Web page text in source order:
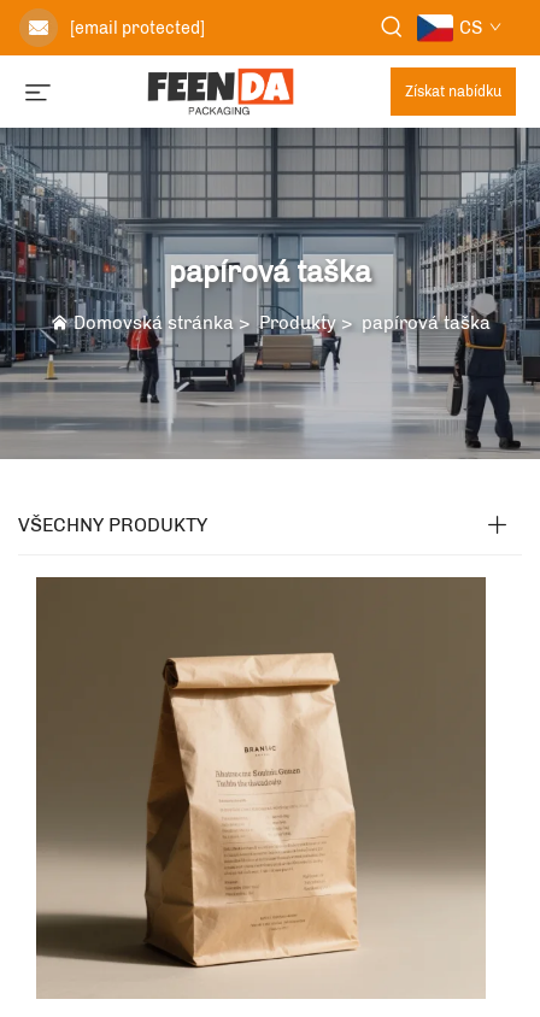
[email protected] CS
Získat nabídku
papírová taška
Domovská stránka >Produkty> papírová taška
VŠECHNY PRODUKTY